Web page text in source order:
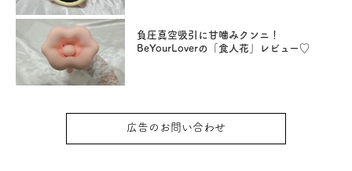
負圧真空吸引に甘噛みクンニ！
BeYourLoverの「食人花」レビュー♡
広告のお問い合わせ